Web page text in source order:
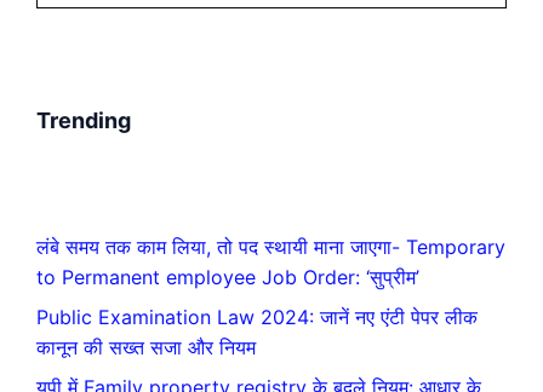
Trending
लंबे समय तक काम लिया, तो पद स्थायी माना जाएगा- Temporary
to Permanent employee Job Order: ‘सुप्रीम’
Public Examination Law 2024: जानें नए एंटी पेपर लीक
कानून की सख्त सजा और नियम